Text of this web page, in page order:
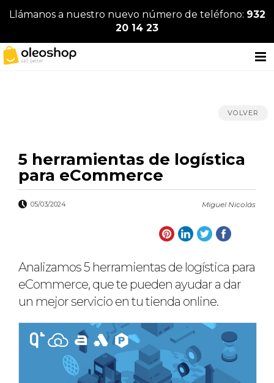
Llámanos a nuestro nuevo número de teléfono: 932
20 14 23
VOLVER
5 herramientas de logística
para eCommerce
Miguel Nicolás
05/03/2024
Analizamos 5 herramientas de logística para
eCommerce, que te pueden ayudar a dar
un mejor servicio en tu tienda online.